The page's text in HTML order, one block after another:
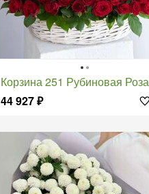
Корзина 251 Рубиновая Роза
44 927₽